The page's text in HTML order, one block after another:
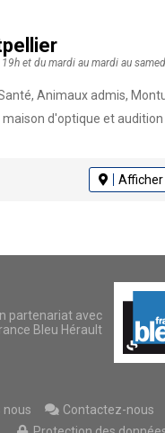
et du mardi au mardi au
admis, Montures, Lunettes,
d'optique et
Afficher
partenariat avec
Bleu Hérault
nous Contactez-nous